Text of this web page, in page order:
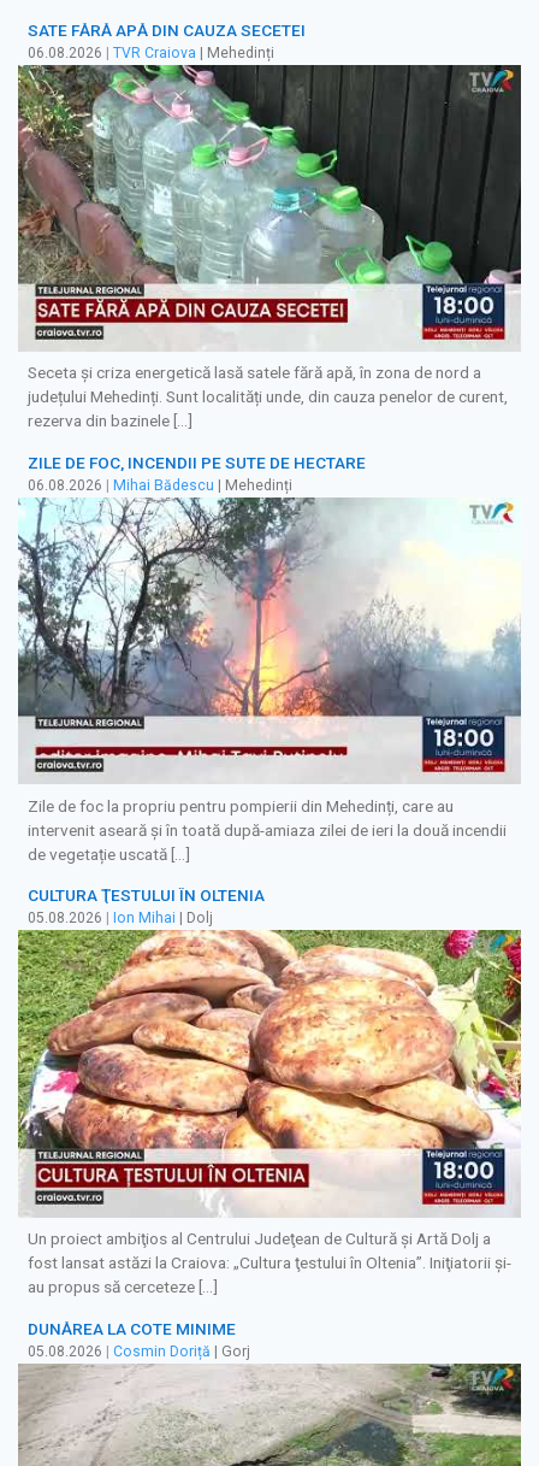
SATE FĂRĂ APĂ DIN CAUZA SECETEI
06.08.2026 | TVR Craiova | Mehedinți
Seceta și criza energetică lasă satele fără apă, în zona de nord a
județului Mehedinți. Sunt localități unde, din cauza penelor de curent,
rezerva din bazinele […]
ZILE DE FOC, INCENDII PE SUTE DE HECTARE
06.08.2026 Mihai Bădescu | Mehedinți
Zile de foc la propriu pentru pompierii din Mehedinți, care au
intervenit aseară și în toată după-amiaza zilei de ieri la două incendii
de vegetație uscată […]
CULTURA ŢESTULUI ÎN OLTENIA
05.08.2026 Ion Mihai | Dolj
Un proiect ambiţios al Centrului Judeţean de Cultură şi Artă Dolj a
fost lansat astăzi la Craiova: „Cultura ţestului în Oltenia”. Iniţiatorii şi-
au propus să cerceteze […]
DUNĂREA LA COTE MINIME
05.08.2026 | Cosmin Doriță | Gorj